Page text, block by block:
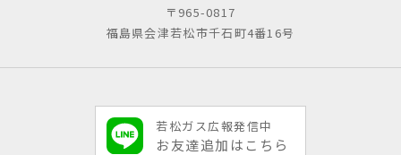
〒965-0817
福島県会津若松市千石町4番16号
若松ガス広報発信中
お友達追加はこちら